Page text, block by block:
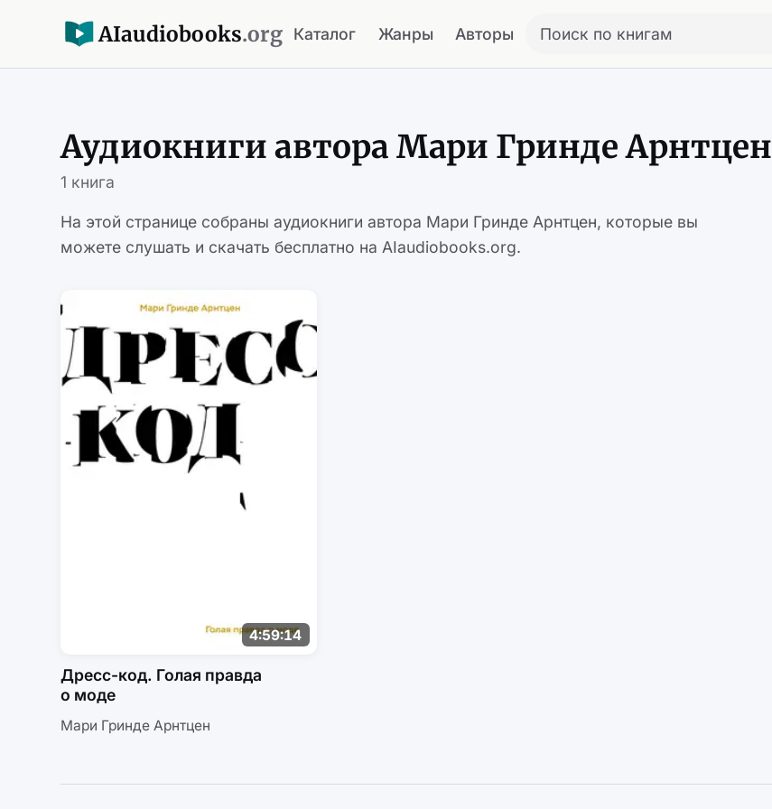
AIaudiobooks.org Каталог Жанры Авторы Поиск по книгам
Аудиокниги автора Мари Гринде Арнтцен
1 книга
На этой странице собраны аудиокниги автора Мари Гринде Арнтцен, которые вы
можете слушать и скачать бесплатно на AIaudiobooks.org.
4:59:14
Дресс-код. Голая правда
о моде
Мари Гринде Арнтцен